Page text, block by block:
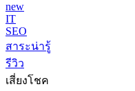
new
IT
SEO
สาระน่ารู้
รีวิว
เสี่ยงโชค